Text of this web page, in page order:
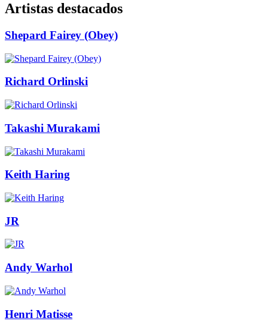
Artistas destacados
Shepard Fairey (Obey)
Richard Orlinski
Takashi Murakami
Keith Haring
JR
Andy Warhol
Henri Matisse